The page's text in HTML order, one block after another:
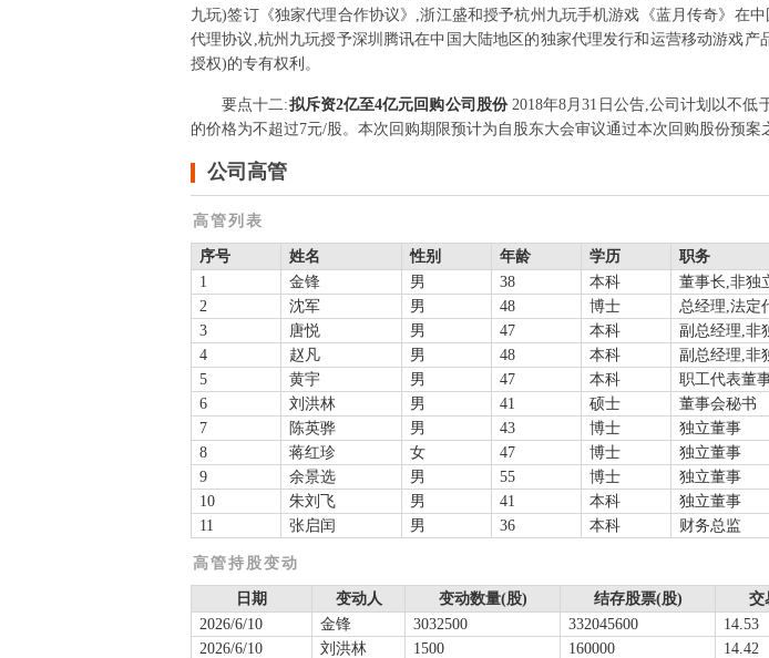
九玩)签订《独家代理合作协议》,浙江盛和授予杭州九玩手机游戏《蓝月传奇》在
代理协议,杭州九玩授予深圳腾讯在中国大陆地区的独家代理发行和运营移动游戏
授权)的专有权利。
要点十二:拟斥资2亿至4亿元回购公司股份2018年8月31日公告,公司计划以不
的价格为不超过7元/股。本次回购期限预计为自股东大会审议通过本次回购股份预案
公司高管
高管列表
序号 姓名 性别 年龄 学历
职务
1
金锋 男 38 本科
董事长,非独
2
沈军 男 48 博士
总经理,法定
3
唐悦 男 47 本科
副总经理,非
4
赵凡 男 48 本科
副总经理,非
5
黄宇 男 47 本科
职工代表董
6
刘洪林 男 41 硕士
董事会秘书
7
陈英骅 男 43 博士
独立董事
8
蒋红珍 女 47 博士
独立董事
9
余景选 男 55 博士
独立董事
10
朱刘飞 男 41 本科
独立董事
11
张启闰 男 36 本科 财务总监
高管持股变动
日期 变动人 变动数量(股) 结存股票(股) 交
2026/6/10
金锋 3032500 332045600 14.53
2026/6/10
刘洪林 1500 160000 14.42